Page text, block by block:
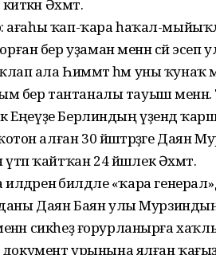
Әхмәт.
ағаһы ҡап-ҡара һаҡал-
бер уҙаман менән сәй эсеп
ала Һиммәт һәм уны ҡунаҡ
бер тантаналы тауыш
Еңеүҙе Берлиндың үҙендә
алған 30 йәштәрҙәге Даян
ҡайтҡан 24 йәшлек Әхмәт.
илдәренә билдәле «ҡара
Даян Баян улы
сикһеҙ ғорурланырға
урынына ялған ҡағыҙ